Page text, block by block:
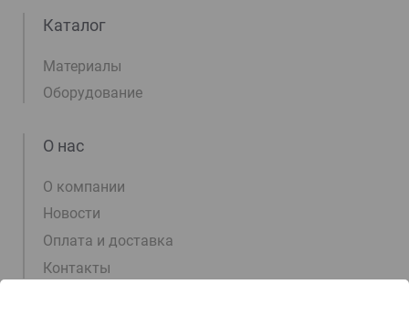
Каталог
Материалы
Оборудование
О нас
О компании
Новости
Оплата и доставка
Контакты